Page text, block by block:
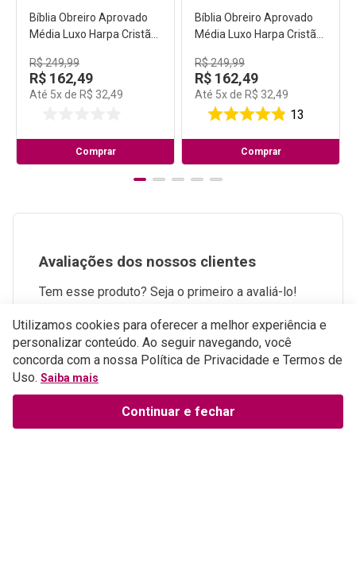
Bíblia Obreiro Aprovado
Média Luxo Harpa Cristã
R$249,99
R$ 162,49
Até 5x de R$ 32,49
Comprar
Bíblia Obreiro Aprovado
Média Luxo Harpa Cristã
R$249,99
R$ 162,49
Até 5x de R$ 32,49
13
Comprar
Avaliações dos nossos clientes
Tem esse produto? Seja o primeiro a avaliá-lo!
Perguntas e respostas
ESCREVER AVALIAÇÃO
Utilizamos cookies para oferecer a melhor experiência e
personalizar conteúdo. Ao seguir navegando, você
concorda com a nossa Política de Privacidade e Termos de
Uso. Saiba mais
Continuar e fechar